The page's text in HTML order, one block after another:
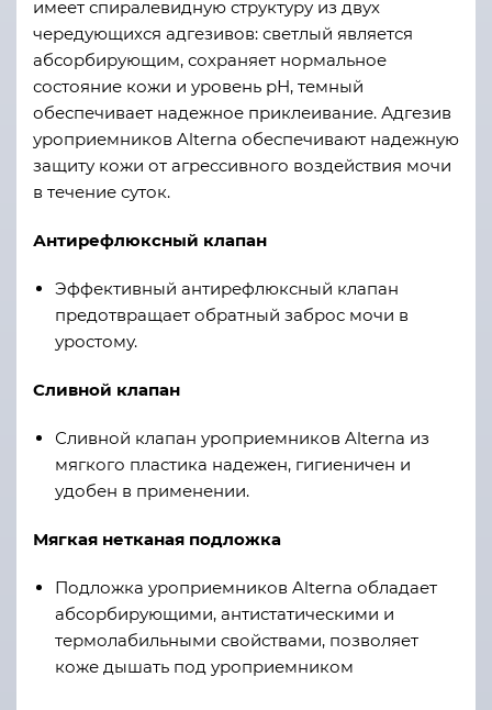
имеет спиралевидную структуру из двух
чередующихся адгезивов: светлый является
абсорбирующим, сохраняет нормальное
состояние кожи и уровень рН, темный
обеспечивает надежное приклеивание. Адгезив
уроприемников Alterna обеспечивают надежную
защиту кожи от агрессивного воздействия мочи
в течение суток.
Антирефлюксный клапан
Эффективный антирефлюксный клапан
предотвращает обратный заброс мочи в
уростому.
Сливной клапан
Сливной клапан уроприемников Alterna из
мягкого пластика надежен, гигиеничен и
удобен в применении.
Мягкая нетканая подложка
Подложка уроприемников Alterna обладает
абсорбирующими, антистатическими и
термолабильными свойствами, позволяет
коже дышать под уроприемником